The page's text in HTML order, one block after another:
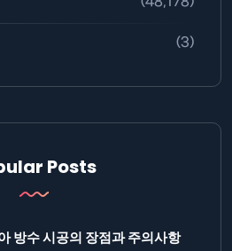
(3)
Posts
방수 시공의 장점과 주의사항